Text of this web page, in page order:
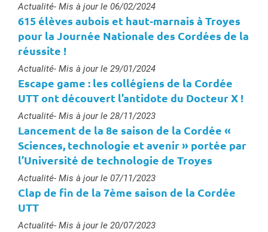
Type :
Actualité- Mis à jour le 06/02/2024
615 élèves aubois et haut-marnais à Troyes
pour la Journée Nationale des Cordées de la
réussite !
Type :
Actualité- Mis à jour le 29/01/2024
Escape game : les collégiens de la Cordée
UTT ont découvert l’antidote du Docteur X !
Type :
Actualité- Mis à jour le 28/11/2023
Lancement de la 8e saison de la Cordée «
Sciences, technologie et avenir » portée par
l’Université de technologie de Troyes
Type :
Actualité- Mis à jour le 07/11/2023
Clap de fin de la 7ème saison de la Cordée
UTT
Type :
Actualité- Mis à jour le 20/07/2023